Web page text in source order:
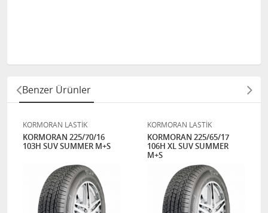
Benzer Ürünler
KORMORAN LASTİK
KORMORAN 225/70/16
103H SUV SUMMER M+S
KORMORAN LASTİK
KORMORAN 225/65/17
106H XL SUV SUMMER
M+S